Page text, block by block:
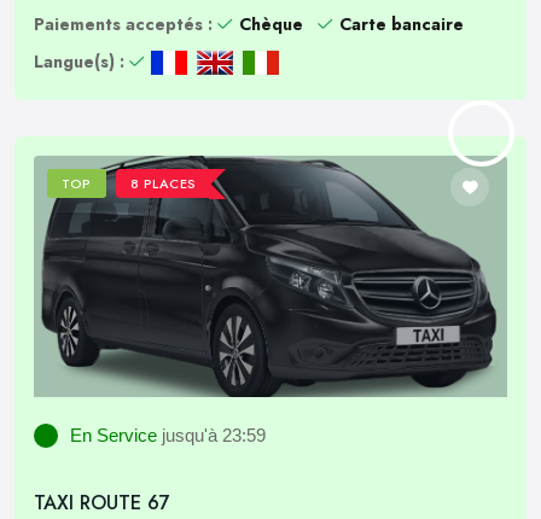
Paiements acceptés :
Chèque
Carte bancaire
Langue(s) :
TOP 8 PLACES
En Service jusqu'à 23:59
TAXI ROUTE 67